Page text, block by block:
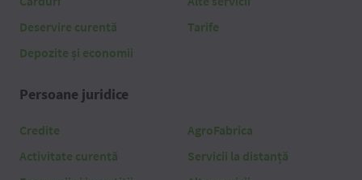
Deservire curentă
Depozite și economii
Tarife
Persoane juridice
Credite
Activitate curentă
AgroFabrica
Servicii la distanță